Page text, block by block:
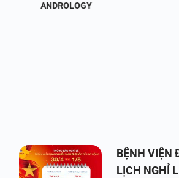
ANDROLOGY
BỆNH VIỆN
LỊCH NGHỈ